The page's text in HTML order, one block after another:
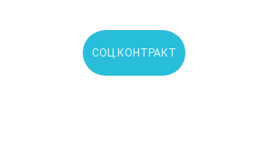
СОЦ.КОНТРАКТ